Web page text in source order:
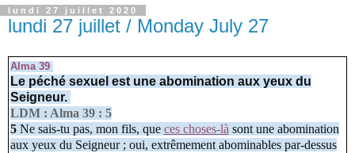
lundi 27 juillet 2020
lundi 27 juillet / Monday July 27
Alma 39
Le péché sexuel est une abomination aux yeux du
Seigneur.
LDM : Alma 39 : 5
5 Ne sais-tu pas, mon fils, que ces choses-là sont une abomination
aux yeux du Seigneur ; oui, extrêmement abominables par-dessus